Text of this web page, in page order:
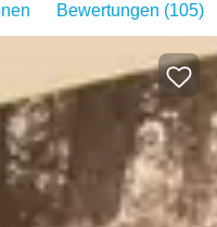
Bewertungen (105)